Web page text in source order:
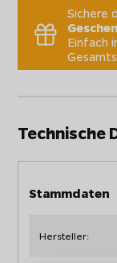
Sichere
Einfach
Technische
Stammdaten
Hersteller: